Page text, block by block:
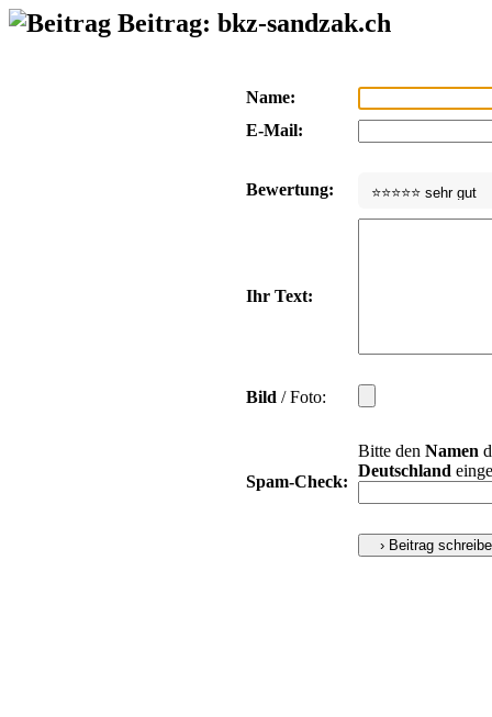
Beitrag: bkz-sandzak.ch
Name:
E-Mail:
Bewertung:
Ihr Text:
Bild / Foto:
Spam-Check:
Bitte den Namen
Deutschland